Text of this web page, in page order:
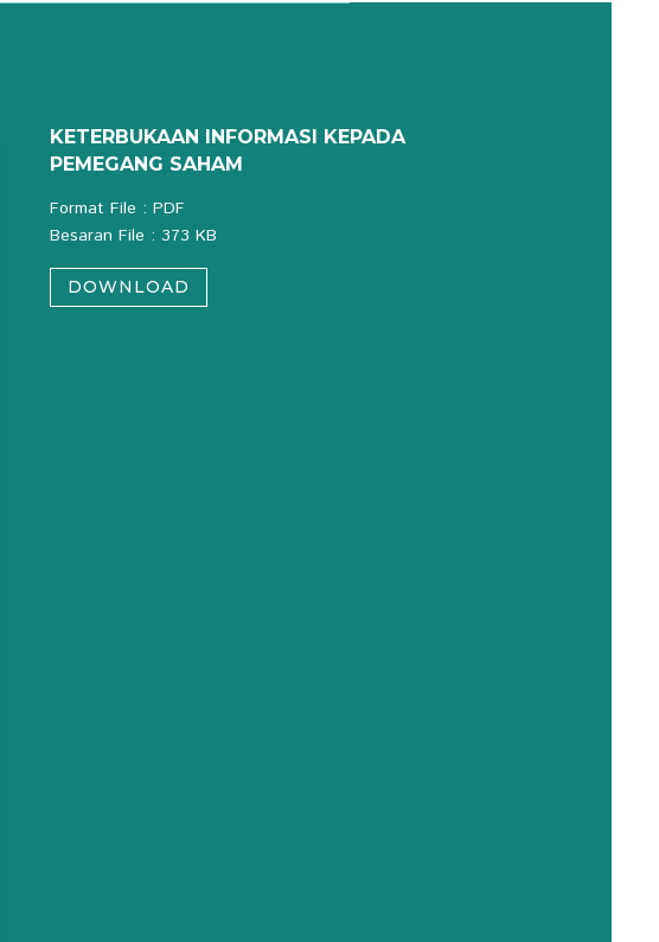
KETERBUKAAN INFORMASI KEPADA
PEMEGANG SAHAM
Format File : PDF
Besaran File : 373 KB
DOWNLOAD